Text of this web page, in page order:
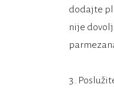
dodajte
nije